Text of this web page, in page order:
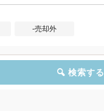
-売却外
検索する